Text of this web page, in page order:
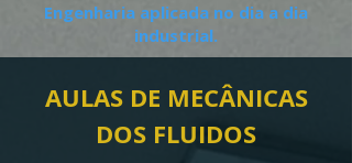
Engenharia aplicada no dia a dia
industrial.
AULAS DE MECÂNICAS
DOS FLUIDOS